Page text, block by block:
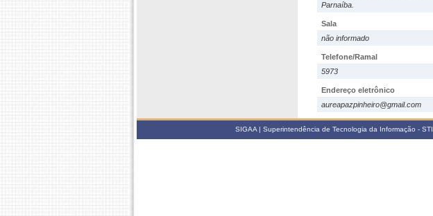
Parnaíba.
Sala
não informado
Telefone/Ramal
5973
Endereço eletrônico
aureapazpinheiro@gmail.com
SIGAA | Superintendência de Tecnologia da Informação -